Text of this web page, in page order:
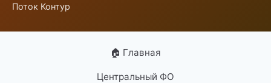
Поток Контур
🏠 Главная
Центральный ФО